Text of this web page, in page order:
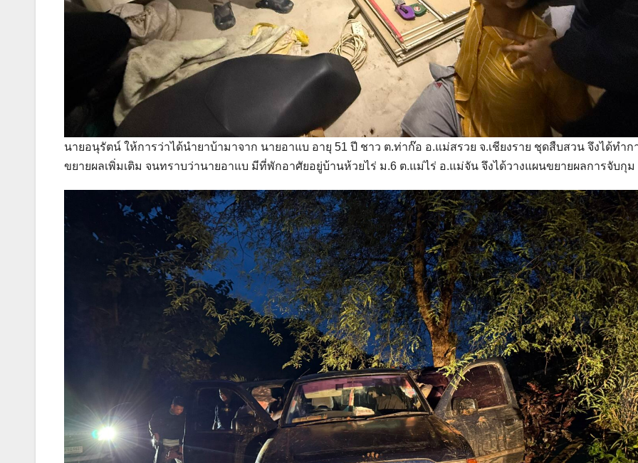
นายอนุรัตน์ ให้การว่าได้นำยาบ้ามาจาก นายอาแบ อายุ 51 ปี ชาว ต.ท่าก๊อ อ.แม่สรวย จ.เชียงราย ชุดสืบสวน จึงได้ทำก
ขยายผลเพิ่มเติม จนทราบว่านายอาแบ มีที่พักอาศัยอยู่บ้านห้วยไร่ ม.6 ต.แม่ไร่ อ.แม่จัน จึงได้วางแผนขยายผลการจับกุม